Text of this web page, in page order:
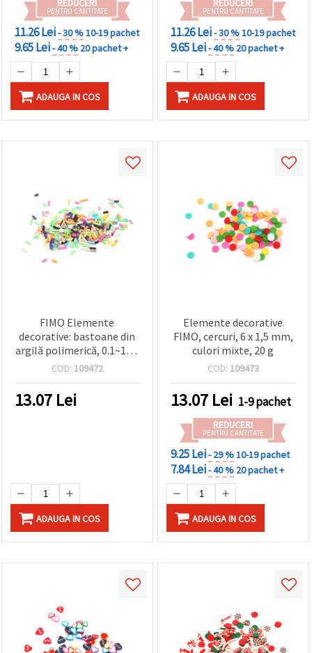
REDUCERI
PENTRU CANTITATE
11.26 Lei- 30 %10-19 pachet
9.65 Lei- 40 % 20 pachet +
ADAUGA IN COS
REDUCERI
PENTRU CANTITATE
11.26 Lei- 30 %10-19 pachet
9.65 Lei- 40 % 20 pachet +
ADAUGA IN COS
FIMO Elemente
decorative: bastoane din
argilă polimerică, 0.1~10 x
1.5 mm, culori mixte, 20 g
COD: 109472
13.07 Lei
ADAUGA IN COS
Elemente decorative
FIMO, cercuri, 6 x 1,5 mm,
culori mixte, 20 g
COD: 109473
13.07 Lei 1-9 pachet
REDUCERI
PENTRU CANTITATE
9.25 Lei- 29 %10-19 pachet
7.84 Lei- 40 % 20 pachet +
ADAUGA IN COS